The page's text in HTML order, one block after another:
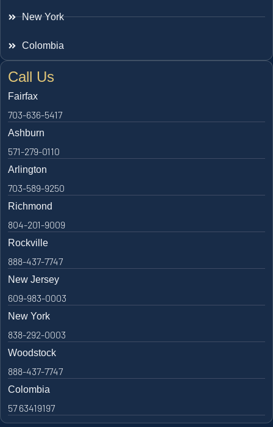
New York
Colombia
Call Us
Fairfax
703-636-5417
Ashburn
571-279-0110
Arlington
703-589-9250
Richmond
804-201-9009
Rockville
888-437-7747
New Jersey
609-983-0003
New York
838-292-0003
Woodstock
888-437-7747
Colombia
57 63419197